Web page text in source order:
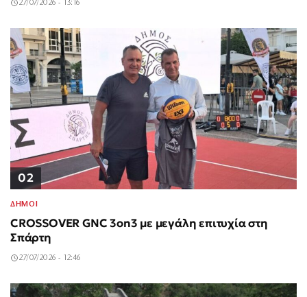
27/07/2026 - 13:16
02
ΔΗΜΟΙ
CROSSOVER GNC 3on3 με μεγάλη επιτυχία στη
Σπάρτη
27/07/2026 - 12:46